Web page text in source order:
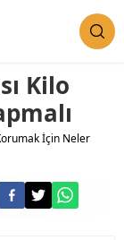
Kilo
İçin Neler